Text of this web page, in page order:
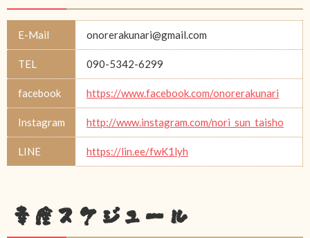
E-Mail onorerakunari@gmail.com
TEL 090-5342-6299
facebook https://www.facebook.com/onorerakunari
Instagram http://www.instagram.com/nori_sun_taisho
LINE https://lin.ee/fwK1lyh
幸座スケジュール